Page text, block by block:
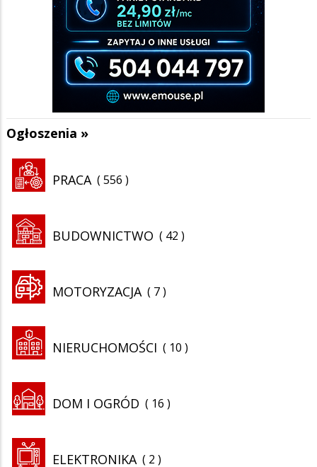
Ogłoszenia »
PRACA 556
BUDOWNICTWO 42
MOTORYZACJA 7
NIERUCHOMOŚCI 10
DOM I OGRÓD 16
2
ELEKTRONIKA